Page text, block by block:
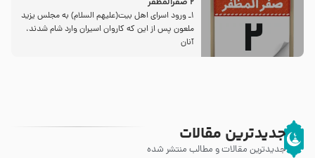
1ـ ورود اسراى اهل بیت‌(علیهم السلام) به مجلس یزید
ملعون پس از این كه كاروان اسیران وارد شام شدند،
آنان
جدیدترین مقالات
جدیدترین مقالات و مطالب منتشر شده